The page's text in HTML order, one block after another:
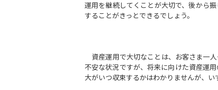
運用を継続してくことが大切で、後から
することがきっとできるでしょう。
資産運用で大切なことは、お客さま一
不安な状況ですが、将来に向けた資産運
大がいつ収束するかはわかりませんが、い